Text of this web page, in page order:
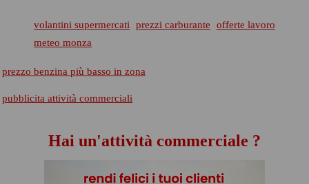
volantini supermercati prezzi carburante
offerte lavoro
meteo monza
prezzo benzina più basso in zona
pubblicita attività commerciali
Hai un'attività commerciale ?